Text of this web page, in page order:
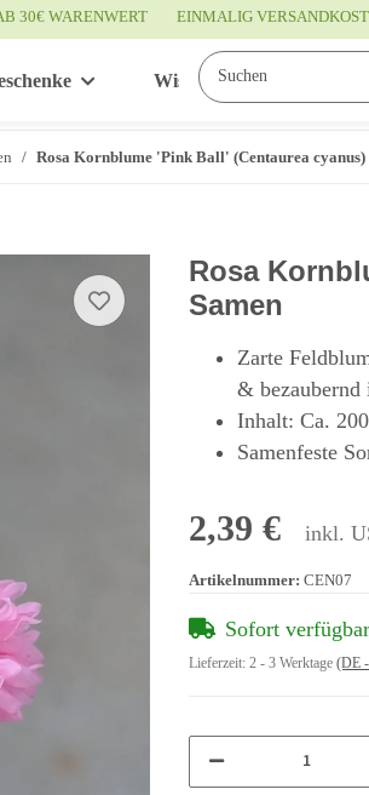
30€ WARENWERT EINMALIG
Wissenswertes
Rosa Kornblume 'Pink Ball' (Centaurea cyanus)
Rosa
Samen
Zarte
& bezaubernd
Inhalt: Ca.
Samenfeste
2,39 € inkl.
Artikelnummer: CEN07
Sofort verfügbar
Lieferzeit: 2 - 3 Werktage (DE